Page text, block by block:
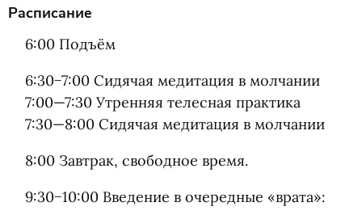
Расписание
6:00 Подъём
6:30−7:00 Сидячая медитация в молчании
7:00—7:30Утренняя телесная практика
7:30—8:00Сидячая медитация в молчании
8:00 Завтрак, свободное время.
9:30−10:00 Введение в очередные «врата»: